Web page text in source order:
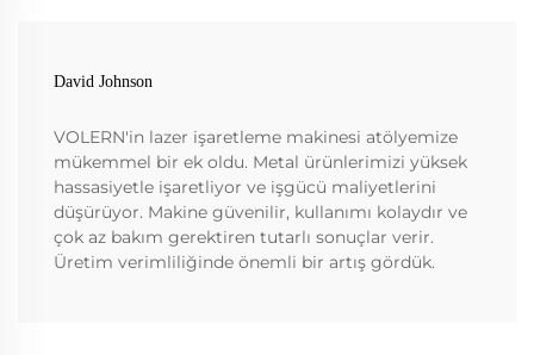
David Johnson
VOLERN'in lazer işaretleme makinesi atölyemize
mükemmel bir ek oldu. Metal ürünlerimizi yüksek
hassasiyetle işaretliyor ve işgücü maliyetlerini
düşürüyor. Makine güvenilir, kullanımı kolaydır ve
çok az bakım gerektiren tutarlı sonuçlar verir.
Üretim verimliliğinde önemli bir artış gördük.